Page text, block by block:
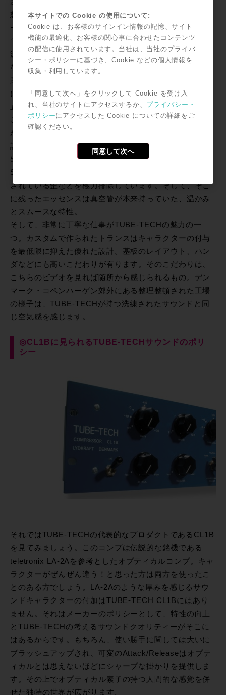
想像して頂けるはず。わかり易い例を挙げると、ヒータ
ーは単純に電熱線と考えることができるので、トランス
で電圧を整えただけの回路では交流点火となり、電源周
波数(50Hz,60Hz)に応じたハムが乗ってきます。ハムを
なくすためには直流にする必要が有ります。その整流回
路もしっかりとした設計にして、リップルを抑えた回路
にしなければいけません。少しのリップルが、ノイズに
直結しS/Nの悪化に繋がるのです。
このように、設計の如何によってその特性が変化するの
が真空管回路設計の醍醐味。TUBE-TECHはその回路設
計に徹底したこだわりを持ち、真空管の性能を全て引き
出すということに注力をしているメーカーの一つ。歪、
S/Nといった特性にこだわり、一般的に真空管らしいと
されている歪などを極力排除しています。そして、そこ
に残ったエッセンスは真空管が本来持っていた、温かみ
とスムースな特性。
そして、非常に丁寧な仕事がTUBE-TECHの魅力の一
つ。カスタムで作られたトランスはキャラクターの付与
を最低限に抑えた優れた設計。基板のレイアウト、ハン
ダなどにも高いこだわりが有ります。そのこだわりは、
こちらのビデオを見れば随所から感じられるもの。デン
マーク・コペンハーゲン郊外にある整理整頓された工場
の様子は、TUBE-TECHが持つ洗練されたサウンドと同
じ空気感を感じます。
◎CL1Bに見られるTUBE-TECHサウンドのポリ
シー
それではTUBE-TECHの代表的なプロダクトであるCL1B
を見てみましょう。このコンプは伝説的な銘機である
teletronix LA-2Aを参考としたオプティカルコンプ。キャ
ラクターがぜんぜん違う！と思った方は両方を使ったこ
とのある方でしょう。LA-2Aのような厚みを感じるサウ
ンドキャラクターの付加はTUBE-TECH CL1Bにはあり
ません。それはメーカーのポリシーとして、特性の向上
とTUBE-TECHの考えるサウンドクオリティーがそこに
はあるからです。もちろん、使い勝手に関しては大いに
ブラッシュアップされ、可変のAttack/Releaseはオプテ
ィカルとは思えないほどにシャープな掛かりを提供しま
す。その上でオプティカル素子の持つ人間的な感覚を併
せた独特の世界が広がります。
本サイトでの Cookie の使用について:
Cookie は、お客様のサインイン情報の記憶、サイト
機能の最適化、お客様の関心事に合わせたコンテンツ
の配信に使用されています。当社は、当社のプライバ
シー・ポリシーに基づき、Cookie などの個人情報を
収集・利用しています。
「同意して次へ」をクリックして Cookie を受け入
れ、当社のサイトにアクセスするか、 プライバシー・
ポリシーにアクセスした Cookie についての詳細をご
確認ください。
同意して次へ